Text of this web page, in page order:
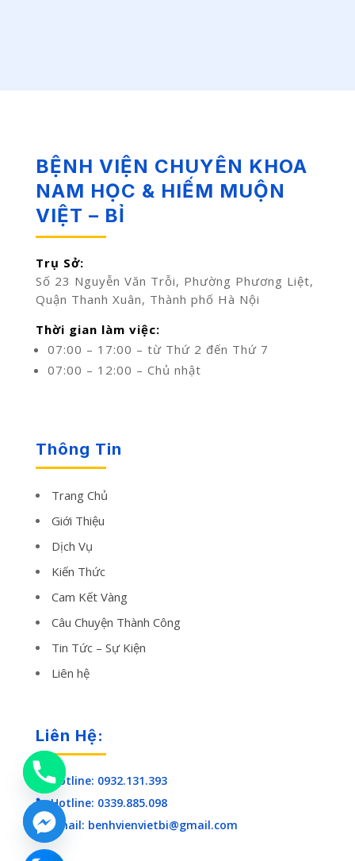
BỆNH VIỆN CHUYÊN KHOA
NAM HỌC & HIẾM MUỘN
VIỆT – BỈ
Trụ Sở:
Số 23 Nguyễn Văn Trỗi, Phường Phương Liệt,
Quận Thanh Xuân, Thành phố Hà Nội
Thời gian làm việc:
07:00 – 17:00 – từ Thứ 2 đến Thứ 7
07:00 – 12:00 – Chủ nhật
Thông Tin
Trang Chủ
Giới Thiệu
Dịch Vụ
Kiến Thức
Cam Kết Vàng
Câu Chuyện Thành Công
Tin Tức – Sự Kiện
Liên hệ
Liên Hệ:
 Hotline: 0932.131.393
 Hotline: 0339.885.098
 Email: benhvienvietbi@gmail.com